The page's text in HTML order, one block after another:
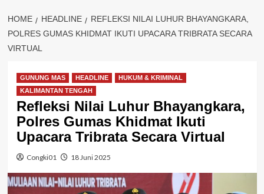
HOME HEADLINE
REFLEKSI NILAI LUHUR BHAYANGKARA,
POLRES GUMAS KHIDMAT IKUTI UPACARA TRIBRATA SECARA
VIRTUAL
GUNUNG MAS HEADLINE
HUKUM & KRIMINAL
KALIMANTAN TENGAH
Refleksi Nilai Luhur Bhayangkara,
Polres Gumas Khidmat Ikuti
Upacara Tribrata Secara Virtual
Congki01 18 Juni 2025